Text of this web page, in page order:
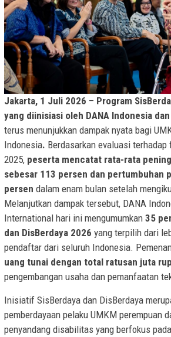
Jakarta, 1 Juli 2026 – Program
yang diinisiasi oleh DANA Indonesia
terus menunjukkan dampak nyata bagi
Indonesia. Berdasarkan evaluasi
2025, peserta mencatat rata-rata
sebesar 113 persen dan pertumbuhan
persen dalam enam bulan setelah
Melanjutkan dampak tersebut, DANA
International hari ini mengumumkan 35
dan DisBerdaya 2026 yang terpilih dari
pendaftar dari seluruh Indonesia.
uang tunai dengan total ratusan juta
pengembangan usaha dan pemanfaatan
Inisiatif SisBerdaya dan DisBerdaya
pemberdayaan pelaku UMKM perempuan
penyandang disabilitas yang berfokus